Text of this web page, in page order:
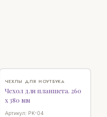
ЧЕХЛЫ ДЛЯ НОУТБУКА
Чехол для планшета. 260
х 380 мм
Артикул: РK-04